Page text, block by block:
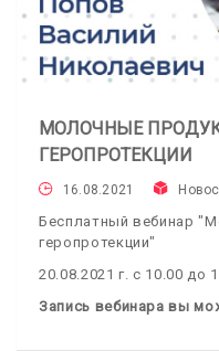
МОЛОЧНЫЕ
ГЕРОПРОТЕКЦИИ
16.08.2021
Бесплатный вебинар
геропротекции"
20.08.2021 г. с 10.00 до
Запись вебинара вы